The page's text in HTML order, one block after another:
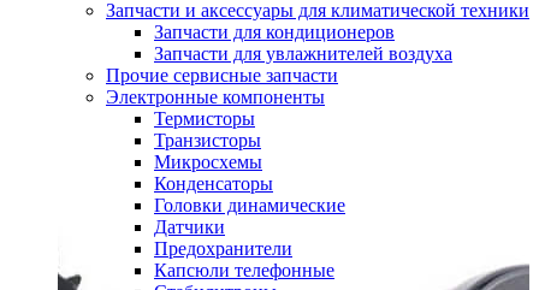
Запчасти и аксессуары для климатической техники
Запчасти для кондиционеров
Запчасти для увлажнителей воздуха
Прочие сервисные запчасти
Электронные компоненты
Термисторы
Транзисторы
Микросхемы
Конденсаторы
Головки динамические
Датчики
Предохранители
Капсюли телефонные